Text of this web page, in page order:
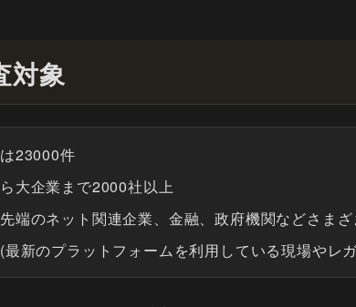
対象
23000件
大企業まで2000社以上
端のネット関連企業、金融、政府機関などさまざ
新のプラットフォームを利用している現場やレ